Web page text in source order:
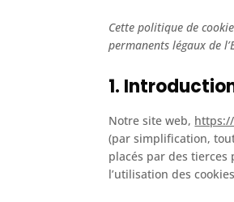
Cette politique de
permanents légaux de
1.
Notre site web,
(par simplification,
placés par des tierces
l’utilisation des